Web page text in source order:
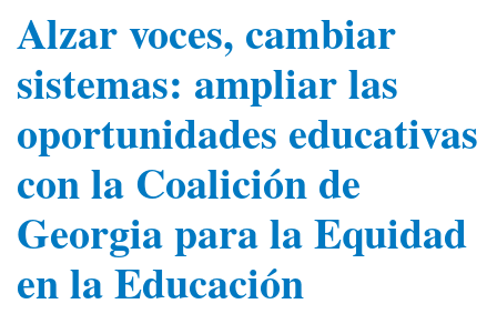
Alzar voces, cambiar
sistemas: ampliar las
oportunidades educativas
con la Coalición de
Georgia para la Equidad
en la Educación